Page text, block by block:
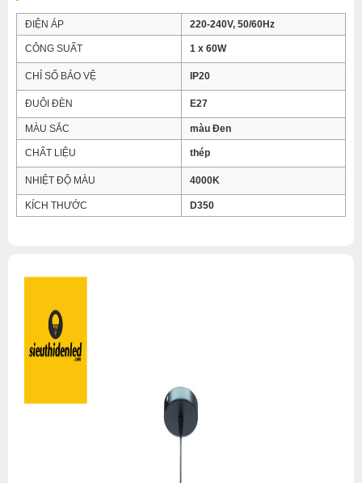
ĐIỆN ÁP 220-240V, 50/60Hz
CÔNG SUẤT 1 x 60W
CHỈ SỐ BẢO VỆ IP20
ĐUÔI ĐÈN E27
MÀU SẮC màu Đen
CHẤT LIỆU thép
NHIỆT ĐỘ MÀU 4000K
KÍCH THƯỚC D350